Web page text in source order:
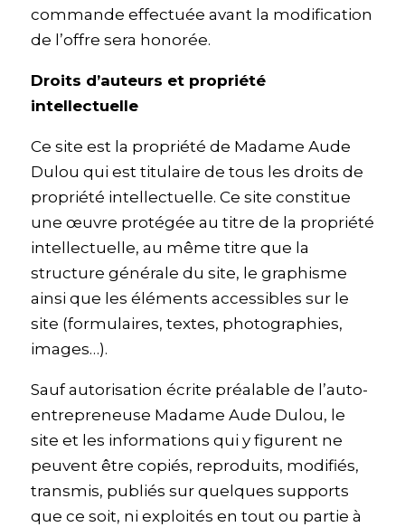
commande effectuée avant la modification
de l’offre sera honorée.
Droits d’auteurs et propriété
intellectuelle
Ce site est la propriété de Madame Aude
Dulou qui est titulaire de tous les droits de
propriété intellectuelle. Ce site constitue
une œuvre protégée au titre de la propriété
intellectuelle, au même titre que la
structure générale du site, le graphisme
ainsi que les éléments accessibles sur le
site (formulaires, textes, photographies,
images…).
Sauf autorisation écrite préalable de l’auto-
entrepreneuse Madame Aude Dulou, le
site et les informations qui y figurent ne
peuvent être copiés, reproduits, modifiés,
transmis, publiés sur quelques supports
que ce soit, ni exploités en tout ou partie à